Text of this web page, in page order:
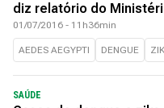
diz relatório do
01/07/2016 - 11h36min
AEDES AEGYPTI DENGUE
SAÚDE